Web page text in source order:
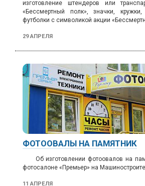
изготовление штендеров или
«Бессмертный полк», значки,
футболки с символикой акции
29 АПРЕЛЯ
ФОТООВАЛЫ НА ПАМЯТНИК
Об изготовлении фотоовалов на
фотосалоне «Премьер» на
11 АПРЕЛЯ